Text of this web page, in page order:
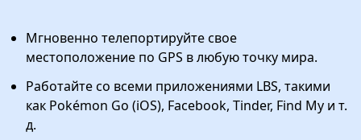
Мгновенно телепортируйте свое
местоположение по GPS в любую точку мира.
Работайте со всеми приложениями LBS, такими
как Pokémon Go (iOS), Facebook, Tinder, Find My и т.
д.